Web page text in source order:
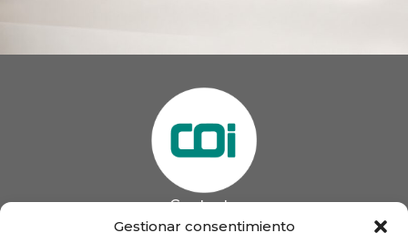
Gestionar consentimiento
Contacto